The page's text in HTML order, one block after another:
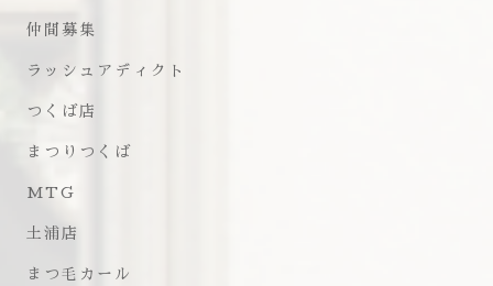
仲間募集
ラッシュアディクト
つくば店
まつりつくば
MTG
土浦店
まつ毛カール